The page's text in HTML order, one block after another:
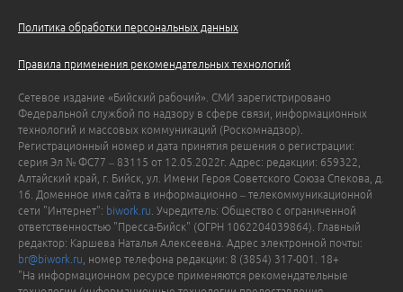
Политика обработки персональных данных
Правила применения рекомендательных технологий
Сетевое издание «Бийский рабочий». СМИ зарегистрировано
Федеральной службой по надзору в сфере связи, информационных
технологий и массовых коммуникаций (Роскомнадзор).
Регистрационный номер и дата принятия решения о регистрации:
серия Эл № ФС77 – 83115 от 12.05.2022г. Адрес: редакции: 659322,
Алтайский край, г. Бийск, ул. Имени Героя Советского Союза Спекова, д.
16. Доменное имя сайта в информационно – телекоммуникационной
сети "Интернет": biwork.ru . Учредитель: Общество с ограниченной
ответственностью "Пресса-Бийск" (ОГРН 1062204039864). Главный
редактор: Каршева Наталья Алексеевна. Адрес электронной почты:
br@biwork.ru , номер телефона редакции: 8 (3854) 317-001. 18+
"На информационном ресурсе применяются рекомендательные